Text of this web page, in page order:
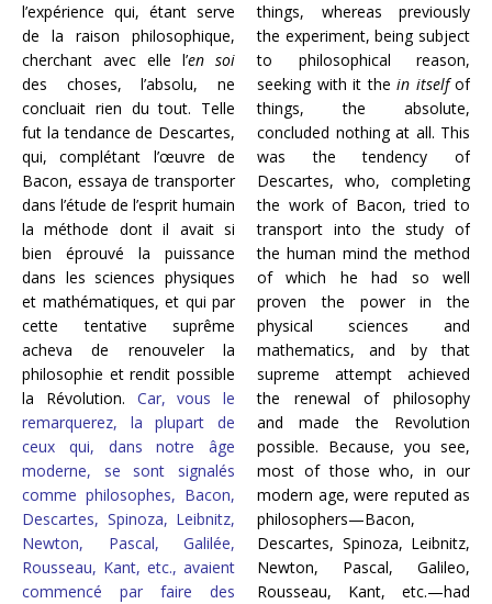
l’expérience qui, étant serve
de la raison philosophique,
cherchant avec elle l’en soi
des choses, l’absolu, ne
concluait rien du tout. Telle
fut la tendance de Descartes,
qui, complétant l’œuvre de
Bacon, essayade transporter
dans l’étude de l’esprit humain
la méthode dont il avait si
bien éprouvé la puissance
dans les sciences physiques
et mathématiques, et qui par
cette tentative suprême
acheva de renouveler la
philosophie et rendit possible
la Révolution. Car, vous le
remarquerez, la plupart de
ceux qui, dans notre âge
moderne, se sont signalés
comme philosophes, Bacon,
Descartes, Spinoza, Leibnitz,
Newton, Pascal, Galilée,
Rousseau, Kant, etc., avaient
commencé par faire des
things, whereas previously
the experiment, being subject
to philosophical reason,
seeking with it the in itselfof
things, the absolute,
concluded nothing at all. This
was the tendency of
Descartes, who, completing
the work of Bacon, tried to
transport into the study of
the human mind the method
of which he had so well
proven the power in the
physical sciences and
mathematics, and by that
supreme attempt achieved
the renewal of philosophy
and made the Revolution
possible. Because, you see,
most of those who, in our
modern age, were reputed as
philosophers—Bacon,
Descartes, Spinoza, Leibnitz,
Newton, Pascal, Galileo,
Rousseau, Kant, etc.—had